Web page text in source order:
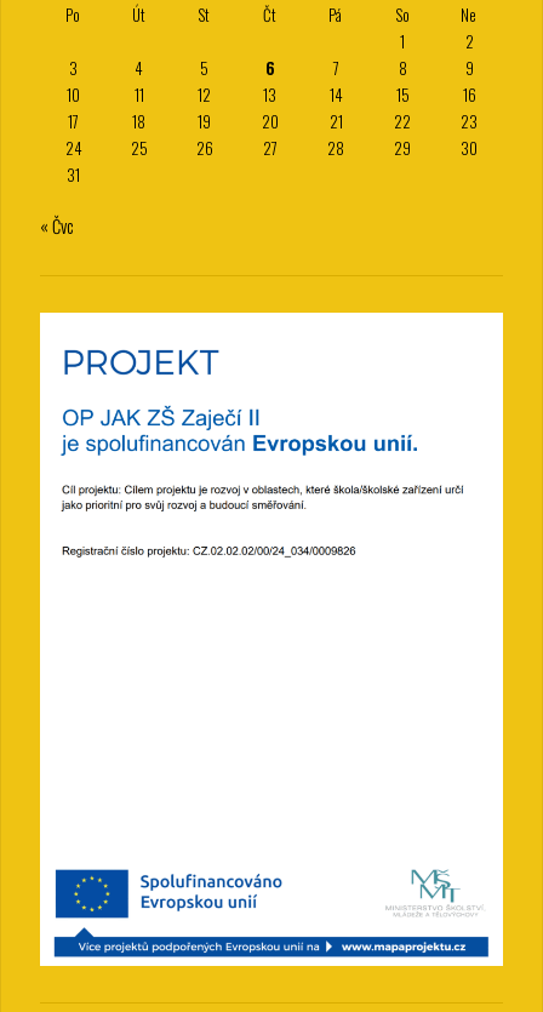
Po
Út St Čt Pá So
Ne
1
2
3
4 5 6 7 8
9
10
11 12 13 14 15
16
17
18 19 20 21 22
23
24
25 26 27 28 29
30
31
« Čvc